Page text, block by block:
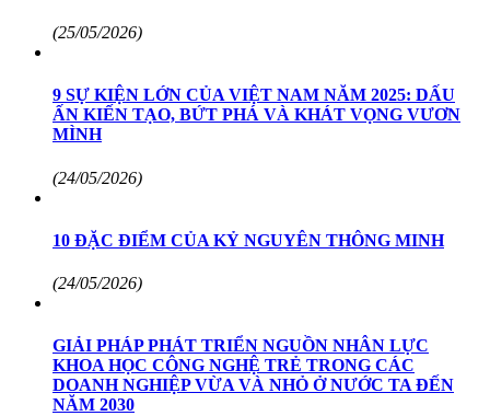
(25/05/2026)
9 SỰ KIỆN LỚN CỦA VIỆT NAM NĂM 2025: DẤU
ẤN KIẾN TẠO, BỨT PHÁ VÀ KHÁT VỌNG VƯƠN
MÌNH
(24/05/2026)
10 ĐẶC ĐIỂM CỦA KỶ NGUYÊN THÔNG MINH
(24/05/2026)
GIẢI PHÁP PHÁT TRIỂN NGUỒN NHÂN LỰC
KHOA HỌC CÔNG NGHỆ TRẺ TRONG CÁC
DOANH NGHIỆP VỪA VÀ NHỎ Ở NƯỚC TA ĐẾN
NĂM 2030